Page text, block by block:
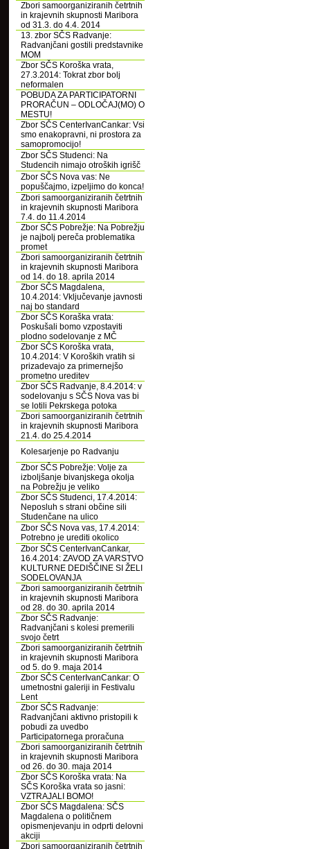
Zbori samoorganiziranih četrtnih
in krajevnih skupnosti Maribora
od 31.3. do 4.4. 2014
13. zbor SČS Radvanje:
Radvanjčani gostili predstavnike
MOM
Zbor SČS Koroška vrata,
27.3.2014: Tokrat zbor bolj
neformalen
POBUDA ZA PARTICIPATORNI
PRORAČUN – ODLOČAJ(MO) O
MESTU!
Zbor SČS CenterIvanCankar: Vsi
smo enakopravni, ni prostora za
samopromocijo!
Zbor SČS Studenci: Na
Studencih nimajo otroških igrišč
Zbor SČS Nova vas: Ne
popuščajmo, izpeljimo do konca!
Zbori samoorganiziranih četrtnih
in krajevnih skupnosti Maribora
7.4. do 11.4.2014
Zbor SČS Pobrežje: Na Pobrežju
je najbolj pereča problematika
promet
Zbori samoorganiziranih četrtnih
in krajevnih skupnosti Maribora
od 14. do 18. aprila 2014
Zbor SČS Magdalena,
10.4.2014: Vključevanje javnosti
naj bo standard
Zbor SČS Koraška vrata:
Poskušali bomo vzpostaviti
plodno sodelovanje z MČ
Zbor SČS Koroška vrata,
10.4.2014: V Koroških vratih si
prizadevajo za primernejšo
prometno ureditev
Zbor SČS Radvanje, 8.4.2014: v
sodelovanju s SČS Nova vas bi
se lotili Pekrskega potoka
Zbori samoorganiziranih četrtnih
in krajevnih skupnosti Maribora
21.4. do 25.4.2014
Kolesarjenje po Radvanju
Zbor SČS Pobrežje: Volje za
izboljšanje bivanjskega okolja
na Pobrežju je veliko
Zbor SČS Studenci, 17.4.2014:
Neposluh s strani občine sili
Studenčane na ulico
Zbor SČS Nova vas, 17.4.2014:
Potrebno je urediti okolico
Zbor SČS CenterIvanCankar,
16.4.2014: ZAVOD ZA VARSTVO
KULTURNE DEDIŠČINE SI ŽELI
SODELOVANJA
Zbori samoorganiziranih četrtnih
in krajevnih skupnosti Maribora
od 28. do 30. aprila 2014
Zbor SČS Radvanje:
Radvanjčani s kolesi premerili
svojo četrt
Zbori samoorganiziranih četrtnih
in krajevnih skupnosti Maribora
od 5. do 9. maja 2014
Zbor SČS CenterIvanCankar: O
umetnostni galeriji in Festivalu
Lent
Zbor SČS Radvanje:
Radvanjčani aktivno pristopili k
pobudi za uvedbo
Participatornega proračuna
Zbori samoorganiziranih četrtnih
in krajevnih skupnosti Maribora
od 26. do 30. maja 2014
Zbor SČS Koroška vrata: Na
SČS Koroška vrata so jasni:
VZTRAJALI BOMO!
Zbor SČS Magdalena: SČS
Magdalena o političnem
opismenjevanju in odprti delovni
akciji
Zbori samoorganiziranih četrtnih